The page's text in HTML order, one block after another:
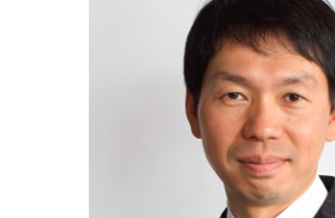
交通事故 診断書
交通事故 損害賠償
後遺障害 申請
交差点 事故 過失割合
民事再生 法律問題
不動産 売買 法律問題
明渡しとは 法律
親子 法律問題
労働問題 パワハラ 弁護士